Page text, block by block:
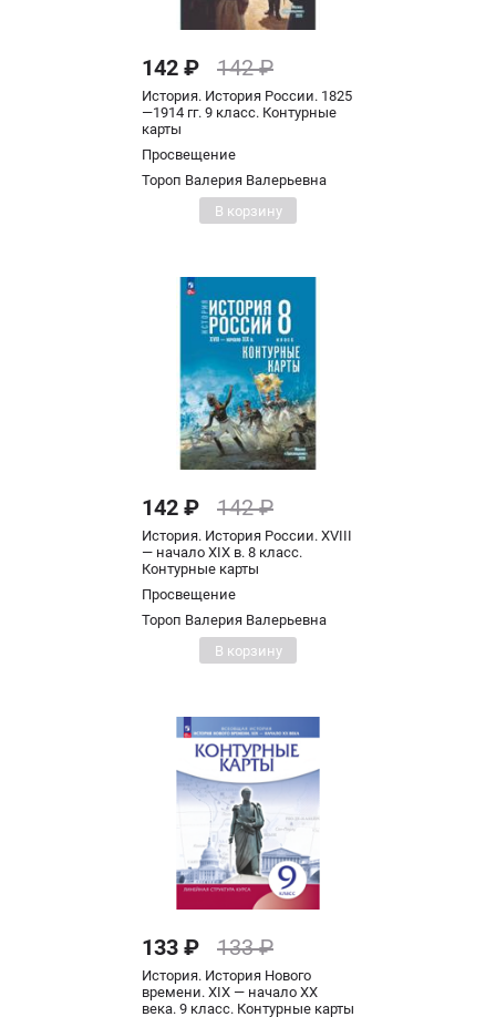
142 ₽ 142 ₽
История. История России. 1825
—1914 гг. 9 класс. Контурные
карты
Просвещение
Тороп Валерия Валерьевна
В корзину
142 ₽ 142 ₽
История. История России. XVIII
— начало XIX в. 8 класс.
Контурные карты
Просвещение
Тороп Валерия Валерьевна
В корзину
133 ₽ 133 ₽
История. История Нового
времени. XIX — начало XX
века. 9 класс. Контурные карты